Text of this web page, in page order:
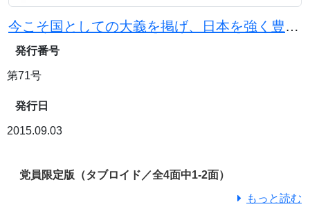
今こそ国としての大義を掲げ、日本を強く豊かに！
発行番号
第71号
発行日
2015.09.03
党員限定版（タブロイド／全4面中1-2面）
もっと読む